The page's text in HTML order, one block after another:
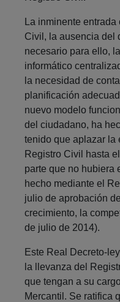
La inminente
Civil, la ausencia del
necesario para ello,
informático
la necesidad de
planificación
nuevo modelo
del ciudadano, ha
tenido que aplazar la
Registro Civil hasta
parte que no hubiera
hecho mediante el
julio de aprobación
crecimiento, la
de julio de 2014).
Este Real Decreto-
la llevanza del
que tengan a su
Mercantil. Se ratifica